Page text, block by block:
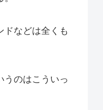
ドなどは全くも
うのはこういっ